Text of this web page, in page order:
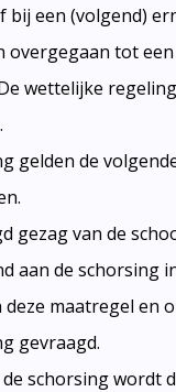
bij een (volgend)
overgegaan tot
wettelijke
gelden de
gezag van de
aan de schorsing
deze maatregel en
gevraagd.
schorsing wordt